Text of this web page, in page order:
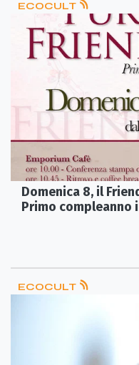
ECOCULT
Domenica 8, il
Primo compleanno
ECOCULT